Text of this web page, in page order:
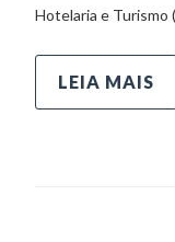
Hotelaria e Turismo
LEIA MAIS